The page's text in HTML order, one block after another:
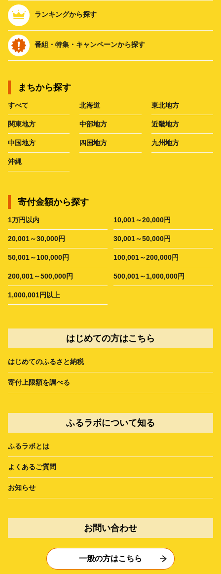
ランキングから探す
番組・特集・キャンペーンから探す
まちから探す
すべて 北海道 東北地方
関東地方 中部地方 近畿地方
中国地方 四国地方 九州地方
沖縄
寄付金額から探す
1万円以内 10,001～20,000円
20,001～30,000円 30,001～50,000円
50,001～100,000円 100,001～200,000円
200,001～500,000円 500,001～1,000,000円
1,000,001円以上
はじめての方はこちら
はじめてのふるさと納税
寄付上限額を調べる
ふるラボについて知る
ふるラボとは
よくあるご質問
お知らせ
お問い合わせ
一般の方はこちら